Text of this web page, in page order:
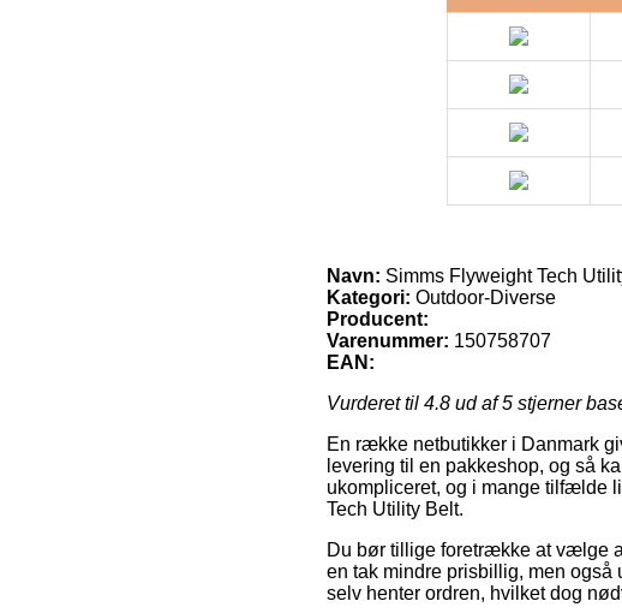
Navn: Simms Flyweight Tech
Kategori: Outdoor-Diverse
Producent:
Varenummer: 150758707
EAN:
Vurderet til 4.8 ud af 5 stjerner
En række netbutikker i Danmark
levering til en pakkeshop, og så
ukompliceret, og i mange tilfælde
Tech Utility Belt.
Du bør tillige foretrække at vælge
en tak mindre prisbillig, men
selv henter ordren, hvilket dog